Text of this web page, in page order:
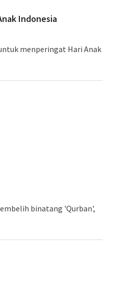
Indonesia
menperingat Hari Anak
binatang 'Qurban',